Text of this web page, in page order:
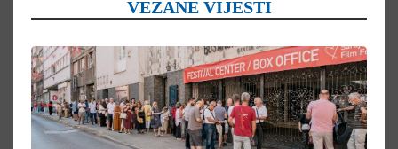
VEZANE VIJESTI